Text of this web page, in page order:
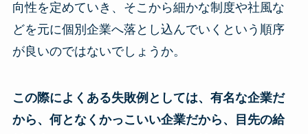
向性を定めていき、そこから細かな制度や社風な
どを元に個別企業へ落とし込んでいくという順序
が良いのではないでしょうか。
この際によくある失敗例としては、有名な企業だ
から、何となくかっこいい企業だから、目先の給